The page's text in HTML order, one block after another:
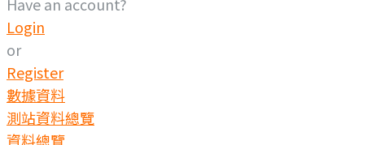
Login
or
Register
數據資料
測站資料總覽
資料總覽